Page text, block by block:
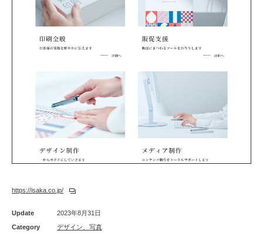
https://isaka.co.jp/
Update
2023年8月31日
Category
デザイン、写真